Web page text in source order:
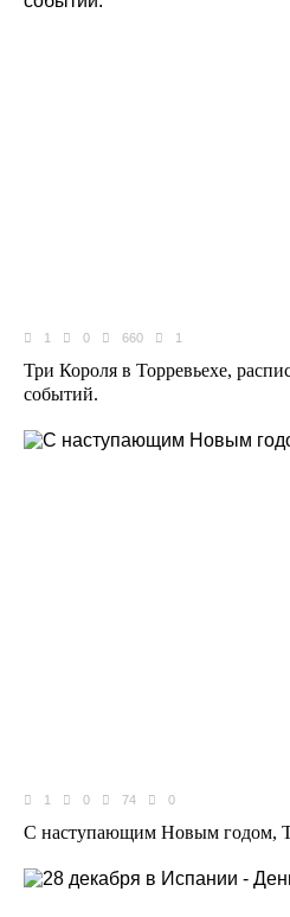
1 0 660 1
Три Короля в Торревьехе,
событий.
1 0 74 0
C наступающим Новым годом,